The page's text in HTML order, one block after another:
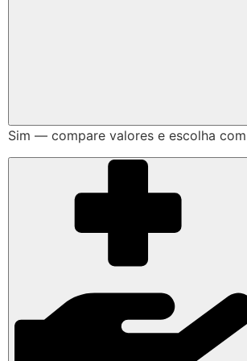
Sim — compare valores e escolha